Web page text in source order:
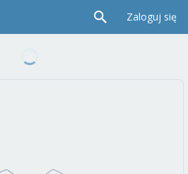
Zaloguj się